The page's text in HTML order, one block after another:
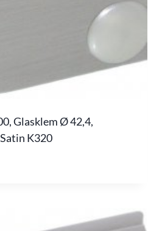
Glasklem Ø 42,4,
K320